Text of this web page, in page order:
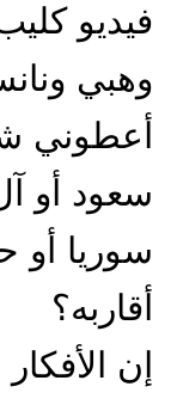
فيديو
وهبي
أعطوني
سعود أو
سوريا أو
أقاربه؟
إن